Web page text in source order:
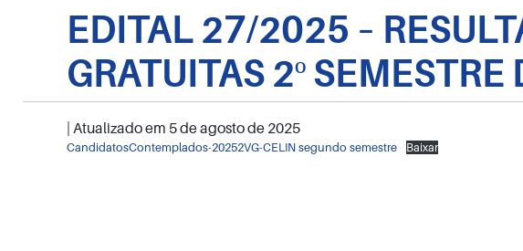
EDITAL 27/2025 –
GRATUITAS 2º
| Atualizado em 5 de agosto de 2025
CandidatosContemplados-20252VG-CELIN segundo semestre Baixar